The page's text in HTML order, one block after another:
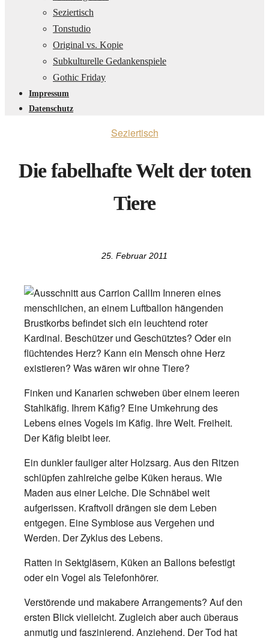
Seziertisch
Tonstudio
Original vs. Kopie
Subkulturelle Gedankenspiele
Gothic Friday
Impressum
Datenschutz
Seziertisch
Die fabelhafte Welt der toten
Tiere
25. Februar 2011
Im Inneren eines
menschlichen, an einem Luftballon hängenden
Brustkorbs befindet sich ein leuchtend roter
Kardinal. Beschützer und Geschütztes? Oder ein
flüchtendes Herz? Kann ein Mensch ohne Herz
existieren? Was wären wir ohne Tiere?
Finken und Kanarien schweben über einem leeren
Stahlkäfig. Ihrem Käfig? Eine Umkehrung des
Lebens eines Vogels im Käfig. Ihre Welt. Freiheit.
Der Käfig bleibt leer.
Ein dunkler fauliger alter Holzsarg. Aus den Ritzen
schlüpfen zahlreiche gelbe Küken heraus. Wie
Maden aus einer Leiche. Die Schnäbel weit
aufgerissen. Kraftvoll drängen sie dem Leben
entgegen. Eine Symbiose aus Vergehen und
Werden. Der Zyklus des Lebens.
Ratten in Sektgläsern, Küken an Ballons befestigt
oder ein Vogel als Telefonhörer.
Verstörende und makabere Arrangements? Auf den
ersten Blick vielleicht. Zugleich aber auch überaus
anmutig und faszinierend. Anziehend. Der Tod hat